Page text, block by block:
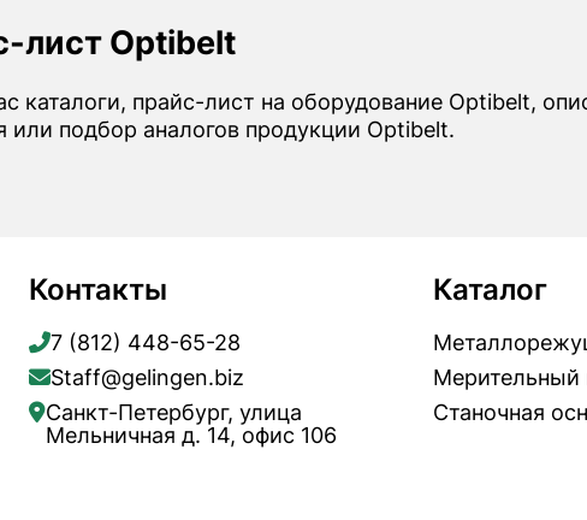
лист Optibelt
каталоги, прайс-лист на оборудование Optibelt,
или подбор аналогов продукции Optibelt.
Контакты
7 (812) 448-65-28
Staff@gelingen.biz
Санкт-Петербург, улица
Мельничная д. 14, офис 106
Каталог
Мерительный
Станочная